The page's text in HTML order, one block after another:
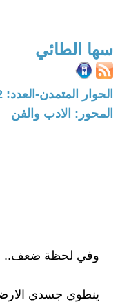
سها الطائي
الحوار المتمدن-العدد: 4912 - 2015 / 9 / 1 - 16:28
المحور: الادب والفن
وفي لحظة ضعف..
ينطوي جسدي